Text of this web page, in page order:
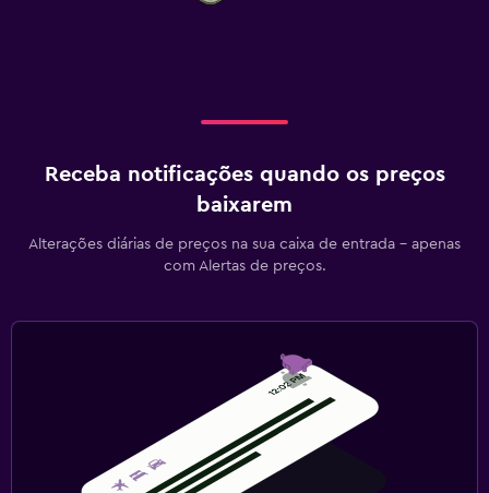
Receba notificações quando os preços
baixarem
Alterações diárias de preços na sua caixa de entrada - apenas
com Alertas de preços.